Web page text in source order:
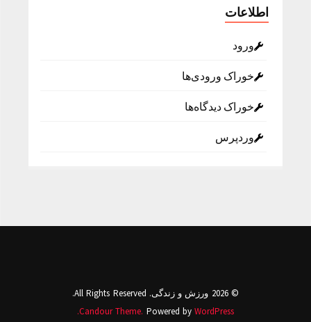
اطلاعات
ورود
خوراک ورودی‌ها
خوراک دیدگاه‌ها
وردپرس
© 2026 ورزش و زندگی. All Rights Reserved.
Candour Theme. Powered byWordPress.